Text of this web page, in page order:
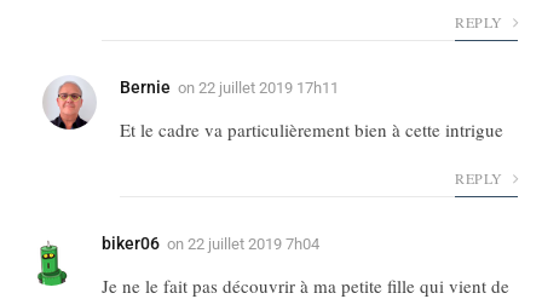
REPLY
Bernie on 22 juillet 2019 17h11
Et le cadre va particulièrement bien à cette intrigue
REPLY
biker06 on 22 juillet 2019 7h04
Je ne le fait pas découvrir à ma petite fille qui vient de